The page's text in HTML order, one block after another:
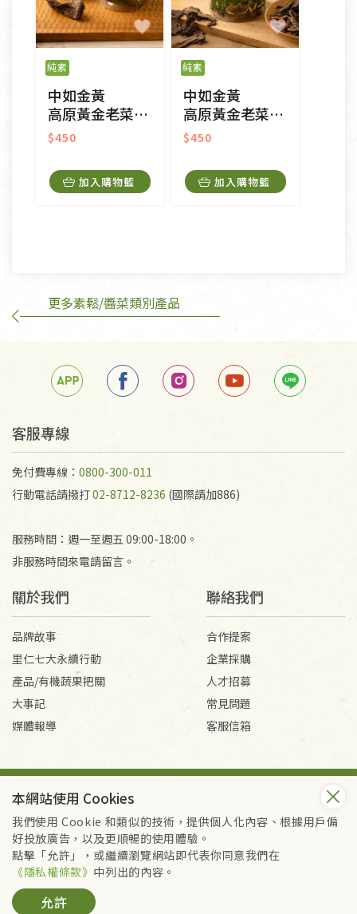
不適用七天鑑賞期商品：
以數位或電磁紀錄形式儲存之商品、易於變質或損壞
之商品、以及性質上無法或不適合退換之商品：如
CD、VCD、DVD、電腦軟體，若產品瑕疵無法讀取僅
接受原片換新。
衣飾鞋類-如T恤，如於送達後水洗或污損者。
美容保養用品、內衣褲、襪子、口罩等私人消耗性產
內衣褲、襪子、口罩個人衛生用品除商品本身有瑕疵
外,依據《通訊交易解除權合理例外情事適用準
訂購手抄稿退貨需知：
若未保持原包裝方式或未使用原箱退回，導致書籍有
任何折損、磨損、污損或凹角，將不接受退貨，也不
不接受退貨之手抄稿，為敬重法寶故，里仁網購無法
代為結緣處理等。 若需將手抄稿寄還給消費者，因而
產生的運費100元/箱將由消費者負擔。
純素
中如金黃
高原黃金老菜脯條
$450
加入購物籃
純素
中如金黃
高原黃金老菜脯片
$450
加入購物籃
更多素鬆/醬菜類別產品
客服專線
免付費專線： 0800-300-011
行動電話請撥打02-8712-8236 (國際請加886)
服務時間：週一至週五 09:00-18:00。
非服務時間來電請留言。
關於我們
品牌故事
里仁七大永續行動
產品/有機蔬果把關
大事記
媒體報導
聯絡我們
合作提案
企業採購
人才招募
常見問題
客服信箱
Copyright © 2026 里仁事業股份有限公司(統編：16301262) /
里仁網購股份有限公司(統編：25149752)
All Rights Reserved.
本網站使用 Cookies
我們使用 Cookie 和類似的技術，提供個人化內容、根據用戶偏
好投放廣告，以及更順暢的使用體驗。
點擊「允許」，或繼續瀏覽網站即代表你同意我們在
《隱私權條款》 中列出的內容。
允許